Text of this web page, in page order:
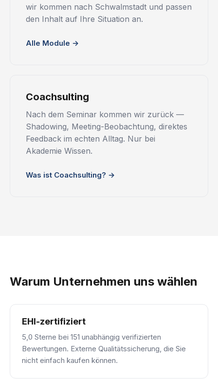
wir kommen nach Schwalmstadt und passen
den Inhalt auf Ihre Situation an.
Alle Module →
Coachsulting
Nach dem Seminar kommen wir zurück —
Shadowing, Meeting-Beobachtung, direktes
Feedback im echten Alltag. Nur bei
Akademie Wissen.
Was ist Coachsulting? →
Warum Unternehmen uns wählen
EHI-zertifiziert
5,0 Sterne bei 151 unabhängig verifizierten
Bewertungen. Externe Qualitätssicherung, die Sie
nicht einfach kaufen können.